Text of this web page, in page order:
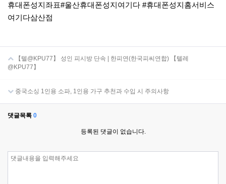
휴대폰성지좌표#울산휴대폰성지여기다 #휴대폰성지홈서비스
여기다삼산점
【텔@KPU77】 성인 피시방 단속 | 한피연(한국피씨연합) 【텔레
@KPU77】
중국소싱 1인용 소파, 1인용 가구 추천과 수입 시 주의사항
댓글목록 0
등록된 댓글이 없습니다.